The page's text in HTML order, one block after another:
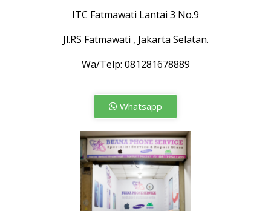
ITC Fatmawati Lantai 3 No.9
Jl.RS Fatmawati , Jakarta Selatan.
Wa/Telp: 081281678889
Whatsapp